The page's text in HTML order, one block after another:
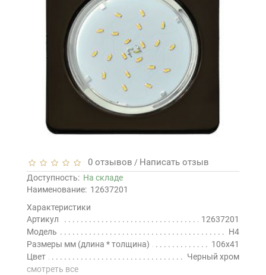
0 отзывов / Написать отзыв
Доступность: На складе
Наименование: 12637201
Характеристики
Артикул
12637201
Модель
H4
Размеры мм (длина * толщина)
106х41
Цвет
Черный хром
смотреть все